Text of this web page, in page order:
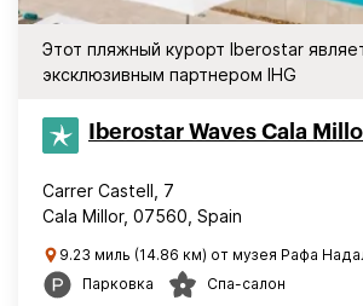
Этот пляжный курорт Iberostar
эксклюзивным партнером IHG
Iberostar Waves Cala
Carrer Castell, 7
Cala Millor, 07560, Spain
9.23 миль (14.86 км) от музея Рафа
Парковка
Спа-салон